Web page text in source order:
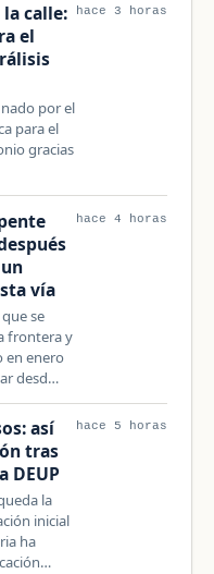
calle:
el
por el
para el
gracias
hace 3 horas
vía
se
frontera y
en enero
desd…
hace 4 horas
así
tras
DEUP
la
inicial
ha
hace 5 horas